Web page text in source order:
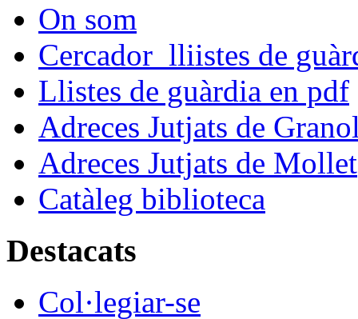
On som
Cercador lliistes de
Llistes de guàrdia en pdf
Adreces Jutjats de
Adreces Jutjats de Mollet
Catàleg biblioteca
Destacats
Col·legiar-se